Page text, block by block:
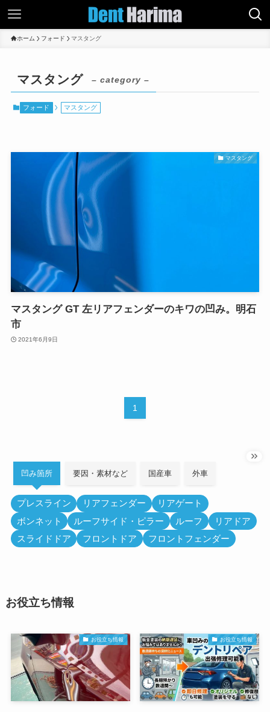
ホーム フォード マスタング
マスタング – category –
フォード マスタング
マスタング
マスタング GT 左リアフェンダーのキワの凹み。明石
市
2021年6月9日
1
凹み箇所 要因・素材など 国産車 外車
プレスライン リアフェンダー
リアゲート
ボンネット
ルーフサイド・ピラー ルーフ
リアドア
スライドドア
フロントドア フロントフェンダー
お役立ち情報
お役立ち情報 お役立ち情報